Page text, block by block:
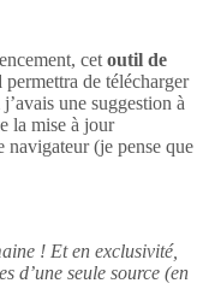
cet outil de
permettra de télécharger
une suggestion à
la mise à jour
navigateur (je pense que
! Et en exclusivité,
d’une seule source (en